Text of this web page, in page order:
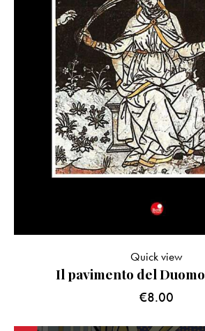
Il pavimento del
€8.00
Quick view